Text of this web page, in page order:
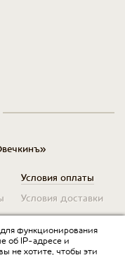
Условия оплаты
Условия доставки
Оплата для юр. лиц
Условия возврата
функционирования
об IP-адресе и
не хотите, чтобы эти